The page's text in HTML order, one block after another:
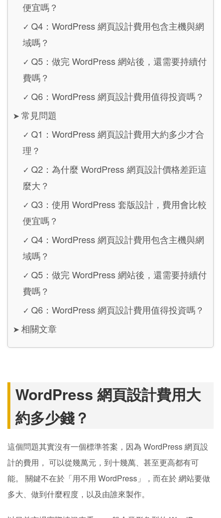
便宜嗎？
✓ Q4：WordPress 網頁設計費用包含主機與網
域嗎？
✓ Q5：做完 WordPress 網站後，還需要持續付
費嗎？
✓ Q6：WordPress 網頁設計費用值得投資嗎？
➤ 常見問題
✓ Q1：WordPress 網頁設計費用大約多少才合
理？
✓ Q2：為什麼 WordPress 網頁設計價格差距這
麼大？
✓ Q3：使用 WordPress 套版設計，費用會比較
便宜嗎？
✓ Q4：WordPress 網頁設計費用包含主機與網
域嗎？
✓ Q5：做完 WordPress 網站後，還需要持續付
費嗎？
✓ Q6：WordPress 網頁設計費用值得投資嗎？
➤ 相關文章
WordPress 網頁設計費用大
約多少錢？
這個問題其實沒有一個標準答案，因為 WordPress 網頁設
計的費用， 可以從幾萬元，到十幾萬、甚至更高都有可
能。 關鍵不在於「用不用 WordPress」，而在於 網站要做
多大、做到什麼程度，以及由誰來製作。